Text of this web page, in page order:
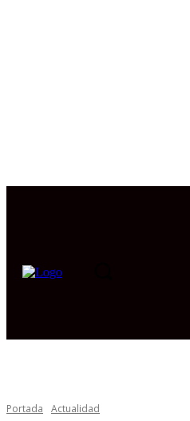
Portada Actualidad